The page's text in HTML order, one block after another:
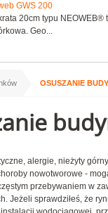
GWS 200
20cm typu NEOWEB®
Geo...
OSUSZANIE
alergie, nieżyty
nowotworowe -
przebywaniem w
Jeżeli sprawdziłeś, że